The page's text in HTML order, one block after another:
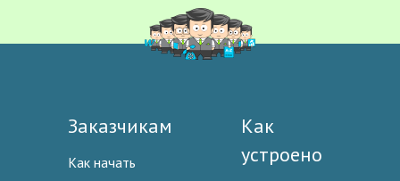
Заказчикам
Как начать
Как
устроено